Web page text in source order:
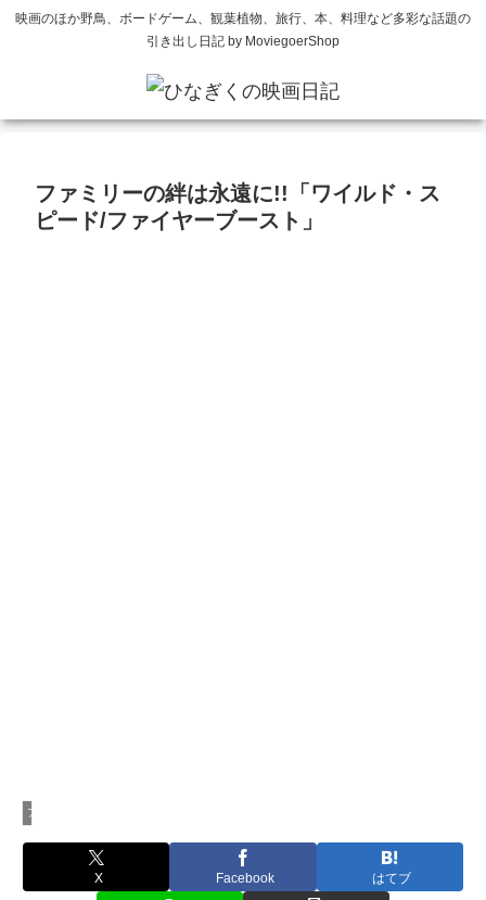
映画のほか野鳥、ボードゲーム、観葉植物、旅行、本、料理など多彩な話題の
引き出し日記 by MoviegoerShop
ファミリーの絆は永遠に!!「ワイルド・ス
ピード/ファイヤーブースト」
アクション映画
X Facebook はてブ